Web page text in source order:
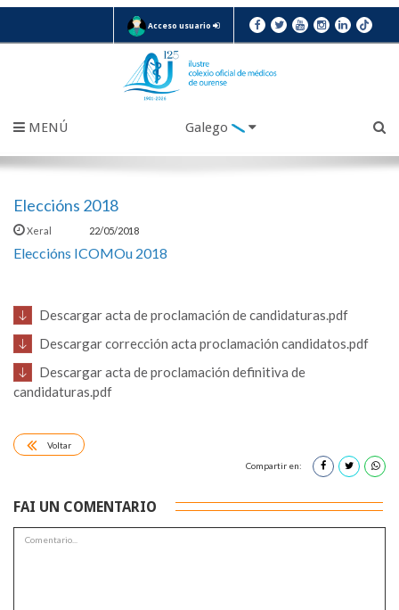
Acceso usuario
MENÚ Galego
Eleccións 2018
Xeral 22/05/2018
Eleccións ICOMOu 2018
Descargar acta de proclamación de candidaturas.pdf
Descargar corrección acta proclamación candidatos.pdf
Descargar acta de proclamación definitiva de
candidaturas.pdf
Voltar
Compartir en:
FAI UN COMENTARIO